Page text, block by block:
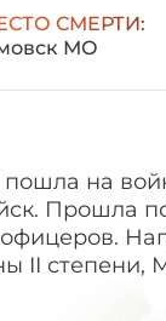
СМЕРТИ:
МО
на
Прошла
II степени,